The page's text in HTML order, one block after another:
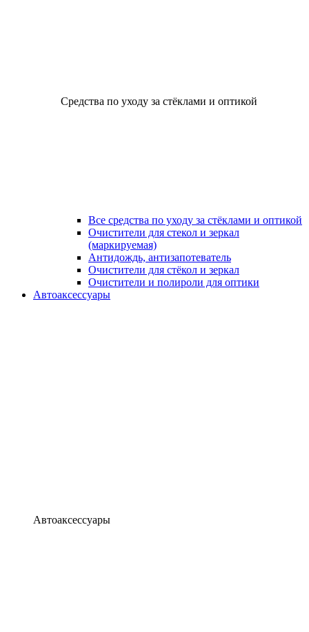
Средства по уходу за стёклами и оптикой
Все средства по уходу за стёклами и оптикой
Очистители для стекол и зеркал
(маркируемая)
Антидождь, антизапотеватель
Очистители для стёкол и зеркал
Очистители и полироли для оптики
Автоаксессуары
Автоаксессуары